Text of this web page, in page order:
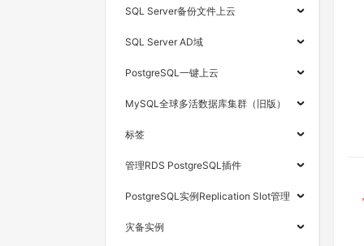
SQL Server备份文件上云
SQL Server AD域
PostgreSQL一键上云
MySQL全球多活数据库集群（旧版）
标签
管理RDS PostgreSQL插件
PostgreSQL实例Replication Slot管理
灾备实例